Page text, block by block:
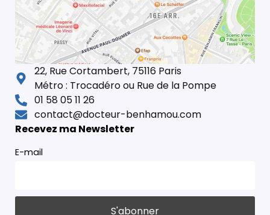
22, Rue Cortambert, 75116 Paris
Métro : Trocadéro ou Rue de la Pompe
01 58 05 11 26
contact@docteur-benhamou.com
Recevez ma Newsletter
E-mail